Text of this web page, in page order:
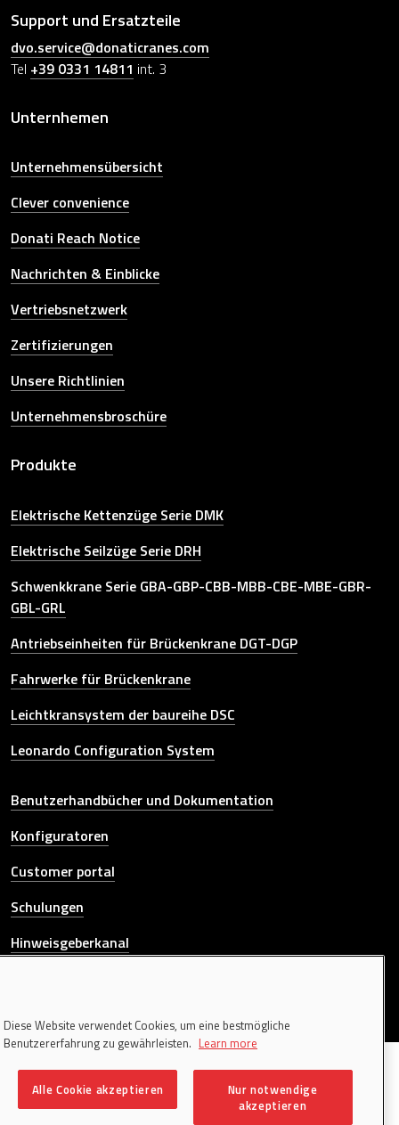
Support und Ersatzteile
dvo.service@donaticranes.com
Tel +39 0331 14811 int. 3
Unternhemen
Unternehmensübersicht
Clever convenience
Donati Reach Notice
Nachrichten & Einblicke
Vertriebsnetzwerk
Zertifizierungen
Unsere Richtlinien
Unternehmensbroschüre
Produkte
Elektrische Kettenzüge Serie DMK
Elektrische Seilzüge Serie DRH
Schwenkkrane Serie GBA-GBP-CBB-MBB-CBE-MBE-GBR-
GBL-GRL
Antriebseinheiten für Brückenkrane DGT-DGP
Fahrwerke für Brückenkrane
Leichtkransystem der baureihe DSC
Leonardo Configuration System
Other link
Benutzerhandbücher und Dokumentation
Konfiguratoren
Customer portal
Schulungen
Hinweisgeberkanal
© 2026 Donati Sollevamenti S.r.l. All rights reserved. | P.IVA
00195340120
Colophon
Diese Website verwendet Cookies, um eine bestmögliche
Benutzererfahrung zu gewährleisten. Learn more
Alle Cookie akzeptieren
Nur notwendige
akzeptieren